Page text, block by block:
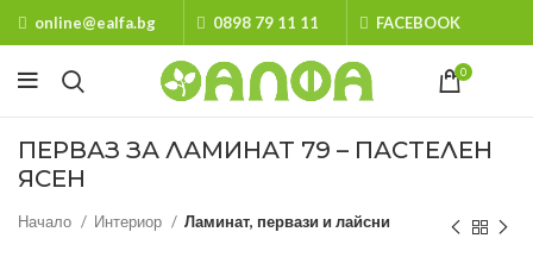
online@ealfa.bg 0898 79 11 11 FACEBOOK
0
ПЕРВАЗ ЗА ЛАМИНАТ 79 – ПАСТЕЛЕН
ЯСЕН
Начало Интериор Ламинат, первази и лайсни